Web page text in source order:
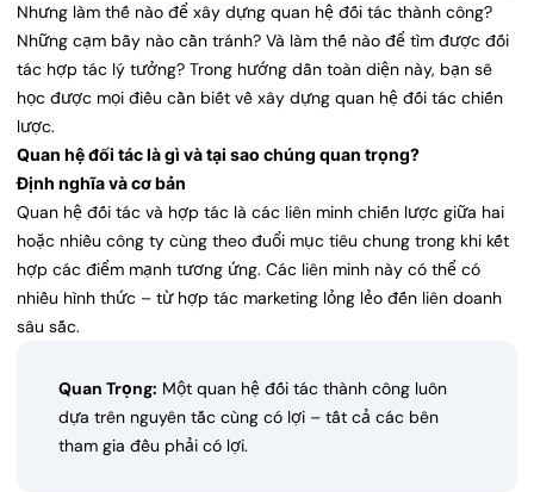
Nhưng làm thế nào để xây dựng quan hệ đối tác thành công?
Những cạm bẫy nào cần tránh? Và làm thế nào để tìm được đối
tác hợp tác lý tưởng? Trong hướng dẫn toàn diện này, bạn sẽ
học được mọi điều cần biết về xây dựng quan hệ đối tác chiến
lược.
Quan hệ đối tác là gì và tại sao chúng quan trọng?
Định nghĩa và cơ bản
Quan hệ đối tác và hợp tác là các liên minh chiến lược giữa hai
hoặc nhiều công ty cùng theo đuổi mục tiêu chung trong khi kết
hợp các điểm mạnh tương ứng. Các liên minh này có thể có
nhiều hình thức – từ hợp tác marketing lỏng lẻo đến liên doanh
sâu sắc.
Quan Trọng: Một quan hệ đối tác thành công luôn
dựa trên nguyên tắc cùng có lợi – tất cả các bên
tham gia đều phải có lợi.